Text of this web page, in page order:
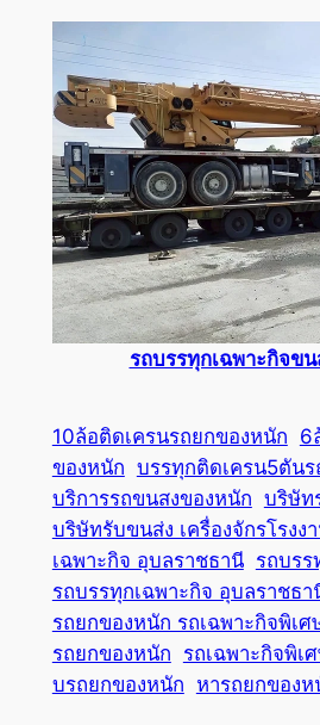
รถบรรทุกเฉพาะกิจขน
10ล้อติดเครนรถยกของหนัก 6
ของหนัก บรรทุกติดเครน5ตัน
บริการรถขนสงของหนัก บริษัท
บริษัทรับขนส่ง เครื่องจักรโรงง
เฉพาะกิจ อุบลราชธานี รถบรร
รถบรรทุกเฉพาะกิจ อุบลราชธา
รถยกของหนัก รถเฉพาะกิจพิเศ
รถยกของหนัก รถเฉพาะกิจพิเ
บรถยกของหนัก หารถยกของห